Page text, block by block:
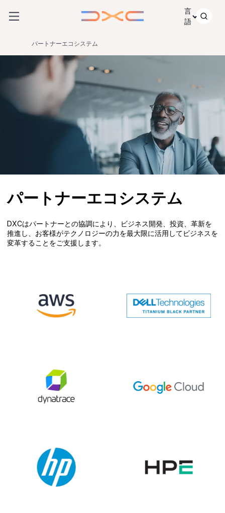
言
語
パートナーエコシステム
パートナーエコシステム
DXCはパートナーとの協調により、ビジネス開発、投資、革新を
推進し、お客様がテクノロジーの力を最大限に活用してビジネスを
変革することをご支援します。